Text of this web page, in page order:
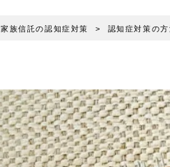
家族信託の認知症対策 認知症対策の